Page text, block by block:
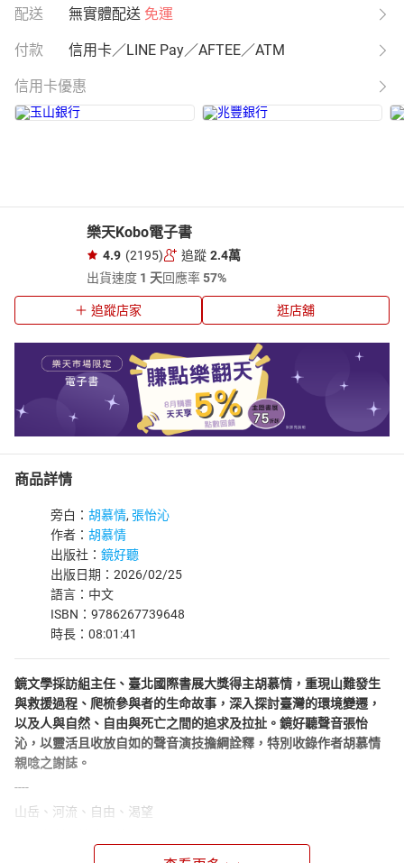
配送 無實體配送 免運
付款 信用卡／LINE Pay／AFTEE／ATM
信用卡優惠
樂天Kobo電子書
4.9 (2195) 追蹤 2.4萬
出貨速度 1 天回應率57%
追蹤店家 逛店舖
商品詳情
旁白： 胡慕情, 張怡沁
作者： 胡慕情
出版社： 鏡好聽
出版日期：2026/02/25
語言：中文
ISBN：9786267739648
時長：08:01:41
鏡文學採訪組主任、臺北國際書展大獎得主胡慕情，重現山難發生
與救援過程、爬梳參與者的生命故事，深入探討臺灣的環境變遷，
以及人與自然、自由與死亡之間的追求及拉扯。鏡好聽聲音張怡
沁，以靈活且收放自如的聲音演技擔綱詮釋，特別收錄作者胡慕情
親唸之謝誌。
----
山岳、河流、自由、渴望
臺北國際書展大獎得主----胡慕情最新力作